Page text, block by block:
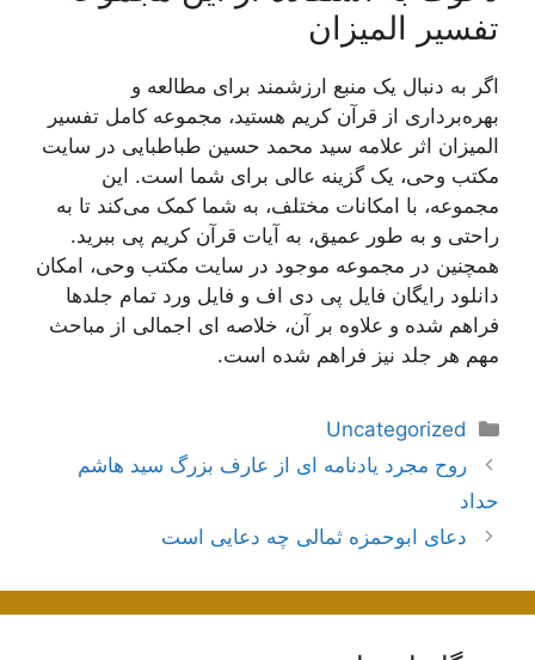
تفسیر المیزان
اگر به دنبال یک منبع ارزشمند برای مطالعه و
بهره‌برداری از قرآن کریم هستید، مجموعه کامل تفسیر
المیزان اثر علامه سید محمد حسین طباطبایی در سایت
مکتب وحی، یک گزینه عالی برای شما است. این
مجموعه، با امکانات مختلف، به شما کمک می‌کند تا به
راحتی و به طور عمیق، به آیات قرآن کریم پی ببرید.
همچنین در مجموعه موجود در سایت مکتب وحی، امکان
دانلود رایگان فایل پی دی اف و فایل ورد تمام جلدها
فراهم شده و علاوه بر آن، خلاصه ای اجمالی از مباحث
مهم هر جلد نیز فراهم شده است.
دسته‌ها
Uncategorized
ناوبری
نوشته‌ها
روح مجرد یادنامه ای از عارف بزرگ سید هاشم
حداد
دعای ابوحمزه ثمالی چه دعایی است